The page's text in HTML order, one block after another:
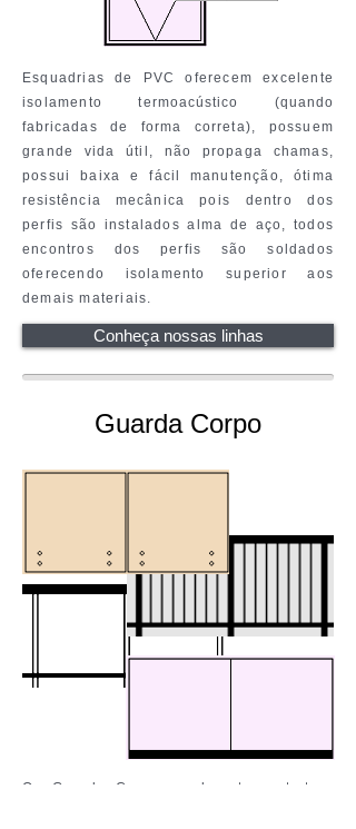
Guarda Corpo
Esquadrias de PVC oferecem excelente
isolamentotermoacústico (quando
fabricadas de forma correta), possuem
grande vida útil, não propaga chamas,
possui baixa efácil
manutenção, ótima
resistência
mecânica pois dentro dos
perfis são instalados alma de aço, todos
encontros dos perfis são soldados
oferecendo isolamento superior aos
demais materiais.
Conheça nossas linhas
Os Guarda Corpos podem ter estrutura